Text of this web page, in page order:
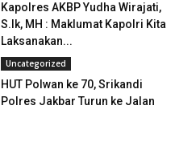
Kapolres AKBP Yudha Wirajati,
S.Ik, MH : Maklumat Kapolri Kita
Laksanakan...
Uncategorized
HUT Polwan ke 70, Srikandi
Polres Jakbar Turun ke Jalan